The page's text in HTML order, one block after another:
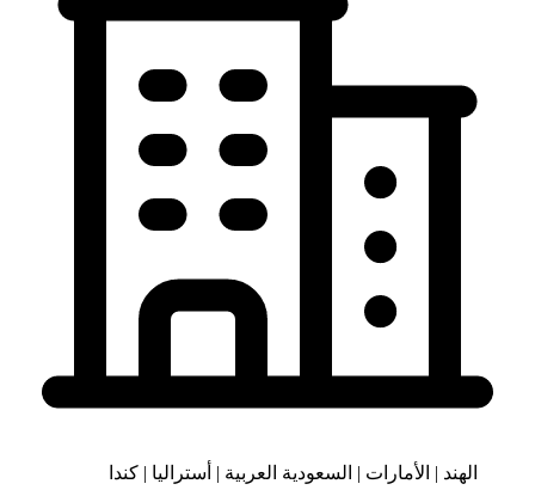
الهند | الأمارات | السعودية العربية | أستراليا | كندا